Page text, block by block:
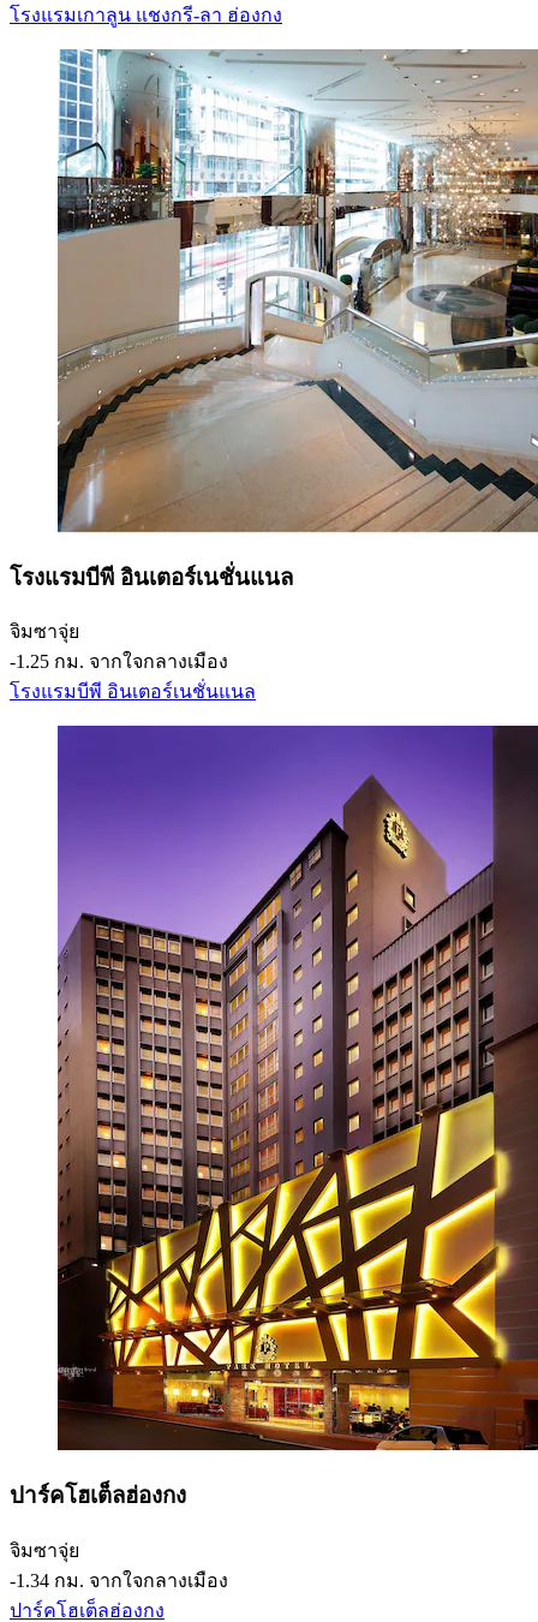
โรงแรมเกาลูน แชงกรี-ลา ฮ่องกง
โรงแรมบีพี อินเตอร์เนชั่นแนล
จิมซาจุ่ย
‐1.25 กม. จากใจกลางเมือง
โรงแรมบีพี อินเตอร์เนชั่นแนล
ปาร์คโฮเต็ลฮ่องกง
จิมซาจุ่ย
‐1.34 กม. จากใจกลางเมือง
ปาร์คโฮเต็ลฮ่องกง